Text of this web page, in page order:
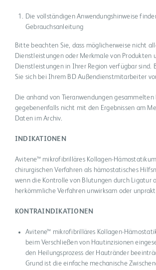
Die vollständigen Anwendungshinweise
Gebrauchsanleitung
Bitte beachten Sie, dass möglicherweise nicht
Dienstleistungen oder Merkmale von Produkten
Dienstleistungen in Ihrer Region verfügbar sind.
Sie sich bei Ihrem BD Außendienstmitarbeiter
Die anhand von Tieranwendungen
gegebenenfalls nicht mit den Ergebnissen am
Daten im Archiv.
INDIKATIONEN
Avitene™ mikrofibrilläres Kollagen-
chirurgischen Verfahren als hämostatisches
wenn die Kontrolle von Blutungen durch Ligatur
herkömmliche Verfahren unwirksam oder
KONTRAINDIKATIONEN
Avitene™ mikrofibrilläres Kollagen-
beim Verschließen von Hautinzisionen
den Heilungsprozess der Hautränder
Grund ist die einfache mechanische